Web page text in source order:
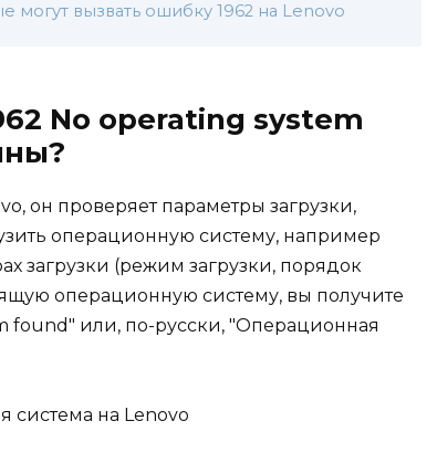
вызвать ошибку 1962 на Lenovo
No operating system
он проверяет параметры загрузки,
операционную систему, например
загрузки (режим загрузки, порядок
операционную систему, вы получите
found" или, по-русски, "Операционная